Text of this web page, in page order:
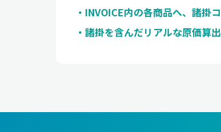
INVOICE内の各商品へ、諸掛
諸掛を含んだリアルな原価算